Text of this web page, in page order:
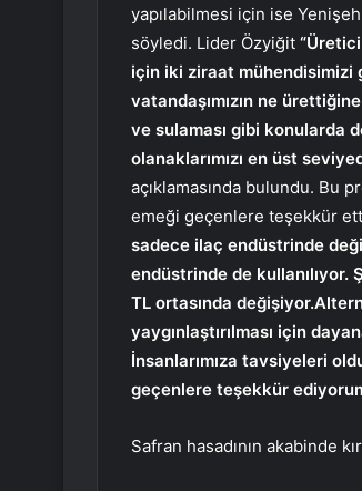
yapılabilmesi için ise
söyledi. Lider Özyiğit
için iki ziraat mühendisimizi
vatandaşımızın ne
ve sulaması gibi konularda
olanaklarımızı en üst
açıklamasında bulundu. Bu
emeği geçenlere teşekkür
sadece ilaç endüstrinde
endüstrinde de
TL ortasında
yaygınlaştırılması için
İnsanlarımıza tavsiyeleri
geçenlere teşekkür
Safran hasadının akabinde